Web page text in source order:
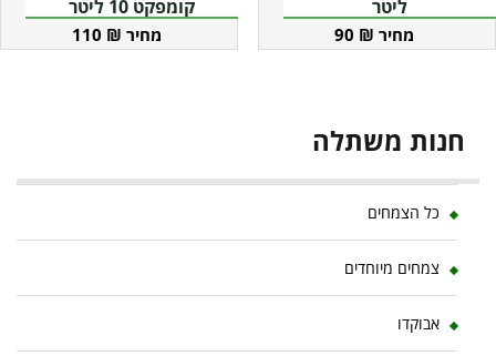
ליטר
90 ₪
קומפקט 10 ליטר
110 ₪
חנות משתלה
כל הצמחים
צמחים מיוחדים
אבוקדו